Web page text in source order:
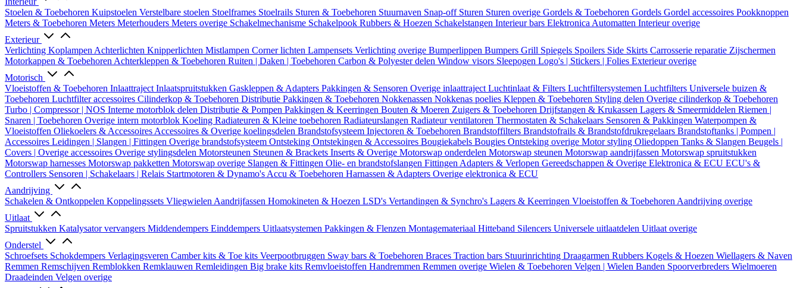
Stoelen & Toebehoren Kuipstoelen Verstelbare stoelen Stoelframes Stoelrails Sturen & Toebehoren Stuurnaven Snap-off Sturen Sturen overige Gordels & Toebehoren Gordels Gordel accessoires Pookknoppen
Meters & Toebehoren Meters Meterhouders Meters overige Schakelmechanisme Schakelpook Rubbers & Hoezen Schakelstangen Interieur bars Elektronica Automatten Interieur overige
Exterieur
Verlichting Koplampen Achterlichten Knipperlichten Mistlampen Corner lichten Lampensets Verlichting overige Bumperlippen Bumpers Grill Spiegels Spoilers Side Skirts Carrosserie reparatie Zijschermen
Motorkappen & Toebehoren Achterkleppen & Toebehoren Ruiten | Daken | Toebehoren Carbon & Polyester delen Window visors Sleepogen Logo's | Stickers | Folies Exterieur overige
Motorisch
Vloeistoffen & Toebehoren Inlaattraject Inlaatspruitstukken Gaskleppen & Adapters Pakkingen & Sensoren Overige inlaattraject Luchtinlaat & Filters Luchtfiltersystemen Luchtfilters Universele buizen &
Toebehoren Luchtfilter accessoires Cilinderkop & Toebehoren Distributie Pakkingen & Toebehoren Nokkenassen Nokkenas poelies Kleppen & Toebehoren Styling delen Overige cilinderkop & Toebehoren
Turbo | Compressor | NOS Interne motorblok delen Distributie & Pompen Pakkingen & Keerringen Bouten & Moeren Zuigers & Toebehoren Drijfstangen & Krukassen Lagers & Smeermiddelen Riemen |
Snaren | Toebehoren Overige intern motorblok Koeling Radiateuren & Kleine toebehoren Radiateurslangen Radiateur ventilatoren Thermostaten & Schakelaars Sensoren & Pakkingen Waterpompen &
Vloeistoffen Oliekoelers & Accessoires Accessoires & Overige koelingsdelen Brandstofsysteem Injectoren & Toebehoren Brandstoffilters Brandstofrails & Brandstofdrukregelaars Brandstoftanks | Pompen |
Accessoires Leidingen | Slangen | Fittingen Overige brandstofsysteem Ontsteking Ontstekingen & Accessoires Bougiekabels Bougies Ontsteking overige Motor styling Oliedoppen Tanks & Slangen Beugels |
Covers | Overige accessoires Overige stylingsdelen Motorsteunen Steunen & Brackets Inserts & Overige Motorswap onderdelen Motorswap steunen Motorswap aandrijfassen Motorswap spruitstukken
Motorswap harnesses Motorswap pakketten Motorswap overige Slangen & Fittingen Olie- en brandstofslangen Fittingen Adapters & Verlopen Gereedschappen & Overige Elektronica & ECU ECU's &
Controllers Sensoren | Schakelaars | Relais Startmotoren & Dynamo's Accu & Toebehoren Harnassen & Adapters Overige elektronica & ECU
Aandrijving
Schakelen & Ontkoppelen Koppelingssets Vliegwielen Aandrijfassen Homokineten & Hoezen LSD's Vertandingen & Synchro's Lagers & Keerringen Vloeistoffen & Toebehoren Aandrijving overige
Uitlaat
Spruitstukken Katalysator vervangers Middendempers Einddempers Uitlaatsystemen Pakkingen & Flenzen Montagemateriaal Hitteband Silencers Universele uitlaatdelen Uitlaat overige
Onderstel
Schroefsets Schokdempers Verlagingsveren Camber kits & Toe kits Veerpootbruggen Sway bars & Toebehoren Braces Traction bars Stuurinrichting Draagarmen Rubbers Kogels & Hoezen Wiellagers & Naven
Remmen Remschijven Remblokken Remklauwen Remleidingen Big brake kits Remvloeistoffen Handremmen Remmen overige Wielen & Toebehoren Velgen | Wielen Banden Spoorverbreders Wielmoeren
Draadeinden Velgen overige